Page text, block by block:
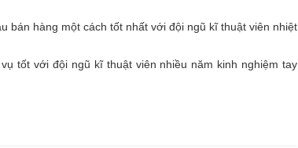
bán hàng một cách tốt nhất với đội ngũ kĩ thuật viên nhiệt
tốt với đội ngũ kĩ thuật viên nhiều năm kinh nghiệm tay